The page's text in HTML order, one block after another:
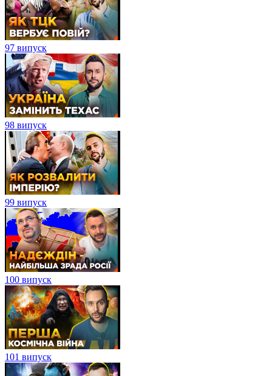
97 випуск
98 випуск
99 випуск
100 випуск
101 випуск